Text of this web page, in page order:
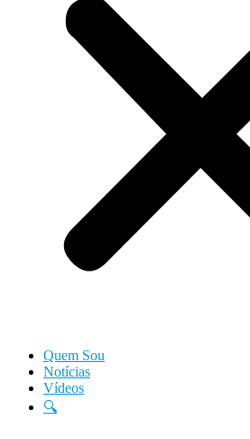
Quem Sou
Notícias
Vídeos
🔍